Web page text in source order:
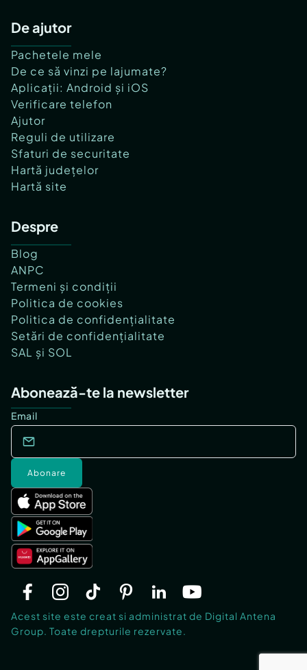
De ajutor
Pachetele mele
De ce să vinzi pe lajumate?
Aplicații: Android și iOS
Verificare telefon
Ajutor
Reguli de utilizare
Sfaturi de securitate
Hartă județelor
Hartă site
Despre
Blog
ANPC
Termeni și condiții
Politica de cookies
Politica de confidențialitate
Setări de confidențialitate
SAL și SOL
Abonează-te la newsletter
Email
Abonare
Acest site este creat si administrat de Digital Antena
Group. Toate drepturile rezervate.